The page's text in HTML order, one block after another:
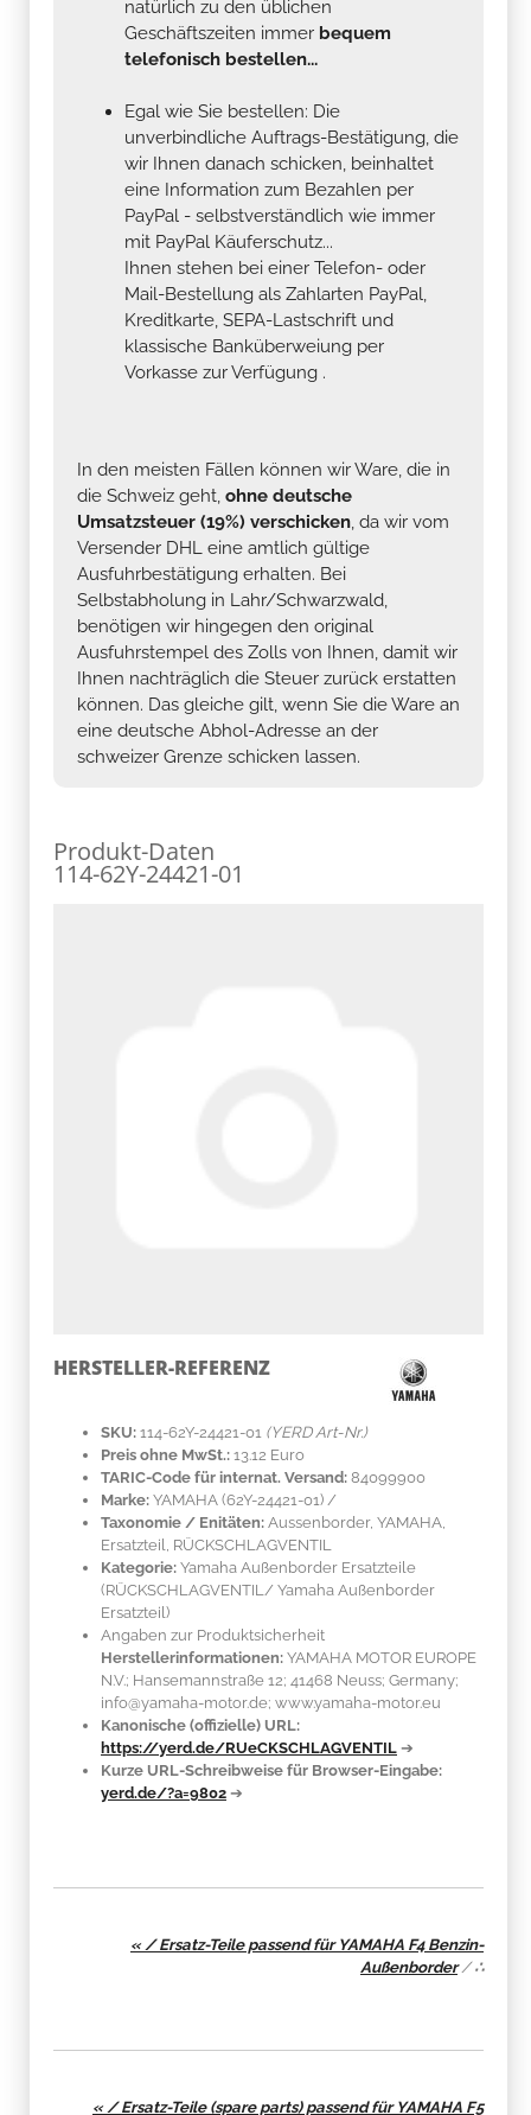
natürlich zu den üblichen
Geschäftszeiten immer bequem
telefonisch bestellen...
Egal wie Sie bestellen: Die
unverbindliche Auftrags-Bestätigung, die
wir Ihnen danach schicken, beinhaltet
eine Information zum Bezahlen per
PayPal - selbstverständlich wie immer
mit PayPal Käuferschutz...
Ihnen stehen bei einer Telefon- oder
Mail-Bestellung als Zahlarten PayPal,
Kreditkarte, SEPA-Lastschrift und
klassische Banküberweiung per
Vorkasse zur Verfügung .
In den meisten Fällen können wir Ware, die in
die Schweiz geht, ohne deutsche
Umsatzsteuer (19%) verschicken, da wir vom
Versender DHL eine amtlich gültige
Ausfuhrbestätigung erhalten. Bei
Selbstabholung in Lahr/Schwarzwald,
benötigen wir hingegen den original
Ausfuhrstempel des Zolls von Ihnen, damit wir
Ihnen nachträglich die Steuer zurück erstatten
können. Das gleiche gilt, wenn Sie die Ware an
eine deutsche Abhol-Adresse an der
schweizer Grenze schicken lassen.
Produkt-Daten
114-62Y-24421-01
HERSTELLER-REFERENZ
SKU: 114-62Y-24421-01 (YERD Art-Nr.)
Preis ohne MwSt.: 13.12 Euro
TARIC-Code für internat. Versand: 84099900
Marke: YAMAHA (62Y-24421-01) /
Taxonomie / Enitäten: Aussenborder, YAMAHA,
Ersatzteil, RÜCKSCHLAGVENTIL
Kategorie: Yamaha Außenborder Ersatzteile
(RÜCKSCHLAGVENTIL/ Yamaha Außenborder
Ersatzteil)
Angaben zur Produktsicherheit
Herstellerinformationen: YAMAHA MOTOR EUROPE
N.V.; Hansemannstraße 12; 41468 Neuss; Germany;
info@yamaha-motor.de; www.yamaha-motor.eu
Kanonische (offizielle) URL:
https://yerd.de/RUeCKSCHLAGVENTIL ➔
Kurze URL-Schreibweise für Browser-Eingabe:
yerd.de/?a=9802 ➔
« / Ersatz-Teile passend für YAMAHA F4 Benzin-
Außenborder/∴
« / Ersatz-Teile (spare parts) passend für YAMAHA F5